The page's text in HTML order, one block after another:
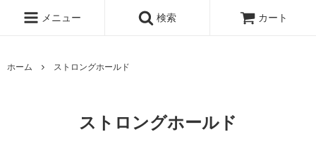
メニュー 検索 カート
ホーム ストロングホールド
ストロングホールド